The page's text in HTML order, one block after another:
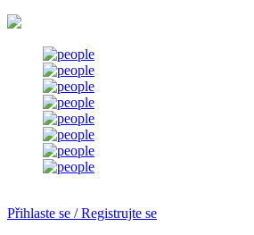
Přihlaste se / Registrujte se